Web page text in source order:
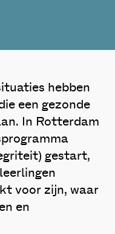
hebben
een gezonde
In Rotterdam
gestart,
voor zijn, waar
en